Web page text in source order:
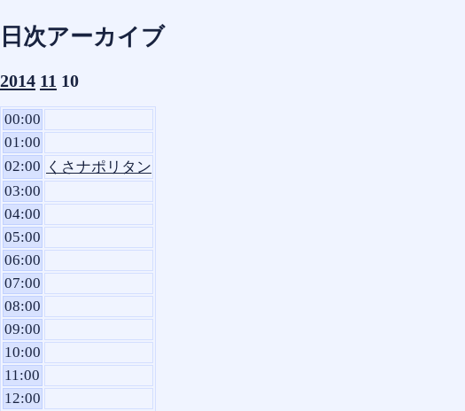
日次アーカイブ
2014 11 10
00:00
01:00
02:00 くさナポリタン
03:00
04:00
05:00
06:00
07:00
08:00
09:00
10:00
11:00
12:00